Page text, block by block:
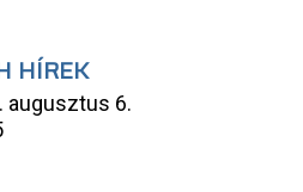
HÍREK
augusztus 6.